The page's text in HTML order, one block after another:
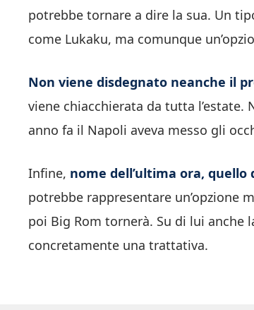
potrebbe tornare a dire la sua. Un
come Lukaku, ma comunque
Non viene disdegnato neanche il
viene chiacchierata da tutta
anno fa il Napoli aveva messo gli
Infine, nome dell’ultima ora, quello
potrebbe rappresentare un’opzione
poi Big Rom tornerà. Su di lui anche
concretamente una trattativa.